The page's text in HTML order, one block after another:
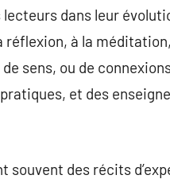
dans leur
à la
sens, ou de
et des
souvent des récits